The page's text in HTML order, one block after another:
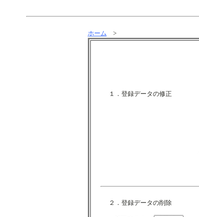
ホーム >
１．登録データの修正
２．登録データの削除